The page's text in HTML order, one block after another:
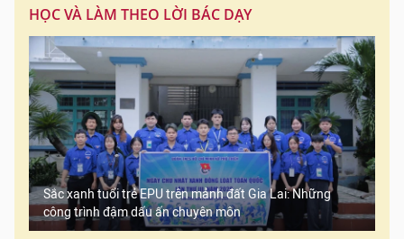
HỌC VÀ LÀM THEO LỜI BÁC DẠY
Sắc xanh tuổi trẻ EPU trên mảnh đất Gia Lai: Những
công trình đậm dấu ấn chuyên môn